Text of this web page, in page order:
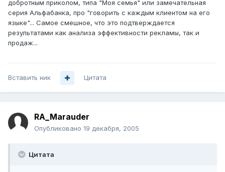
добротным приколом, типа "Моя семья" или замечательная
серия Альфабанка, про "говорить с каждым клиентом на его
языке"... Самое смешное, что это подтверждается
результатами как анализа эффективности рекламы, так и
продаж...
Вставить ник Цитата
RA_Marauder
Опубликовано 19 декабря, 2005
Цитата